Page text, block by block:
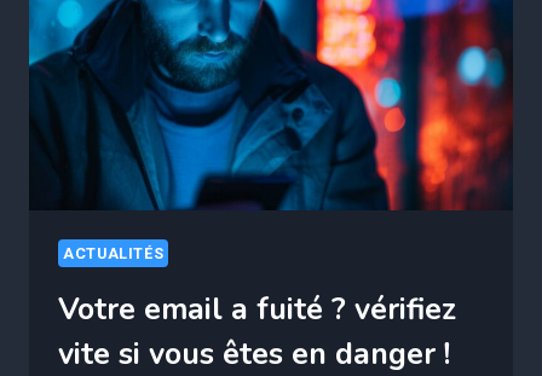
COMMENT
!
ACTUALITÉS
Votre email a fuité ? vérifiez
vite si vous êtes en danger !